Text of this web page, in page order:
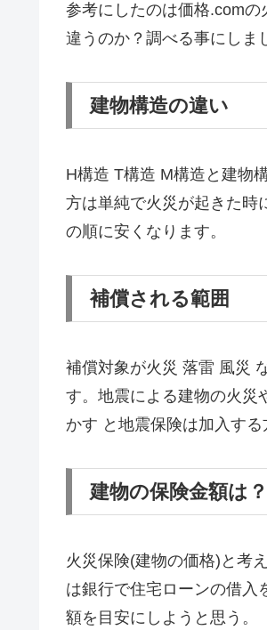
参考にしたのは価格.com
違うのか？調べる事にしま
建物構造の違い
H構造 T構造 M構造と建物
方は単純で火災が起きた
の順に安くなります。
補償される範囲
補償対象が火災 落雷 風災
す。地震による建物の火災
かす と地震保険は加入す
建物の保険金額は？
火災保険(建物の価格)と考
は銀行で住宅ローンの借入
額を目安にしようと思う。